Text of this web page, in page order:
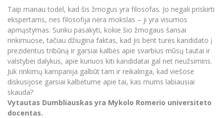
Taip manau todėl, kad šis žmogus yra filosofas. Jo negali priskirti
ekspertams, nes filosofija nėra mokslas – ji yra visumos
apmąstymas. Sunku pasakyti, kokie šio žmogaus šansai
rinkimuose, tačiau džiugina faktas, kad jis bent turės kandidato į
prezidentus tribūną ir garsiai kalbės apie svarbius mūsų tautai ir
valstybei dalykus, apie kuriuos kiti kandidatai gal net neužsimins.
Juk rinkimų kampanija galbūt tam ir reikalinga, kad viešose
diskusijose garsiai kalbėtume apie tai, kas mums labiausiai
skauda?
Vytautas Dumbliauskas yra Mykolo Romerio universiteto
docentas.